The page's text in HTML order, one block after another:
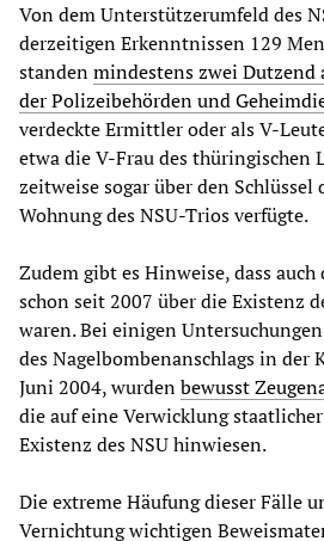
Von dem Unterstützerumfeld des
derzeitigen Erkenntnissen 129
standenmindestens zwei Dutzend
der Polizeibehörden und
verdeckte Ermittler oder als V-
etwa die V-Frau des thüringischen
zeitweise sogar über den Schlüssel
Wohnung des NSU-Trios verfügte.
Zudem gibt es Hinweise, dass
schon seit 2007 über die Existenz
waren. Bei einigen
des Nagelbombenanschlags in der
Juni 2004, wurdenbewusst
die auf eine Verwicklung
Existenz des NSU hinwiesen.
Die extreme Häufung dieser Fälle
Vernichtung wichtigen